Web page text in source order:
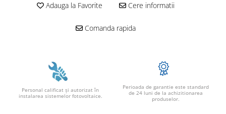
Adauga la Favorite Cere informatii
Comanda rapida
Personal calificat şi autorizat în
instalarea sistemelor fotovoltaice.
Perioada de garantie este standard
de 24 luni de la achizitionarea
produselor.